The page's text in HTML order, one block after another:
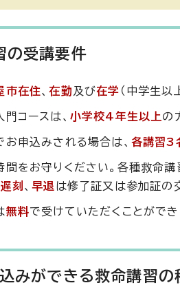
の受講要件
市在住、在勤 及び在学 （中学生以
門コースは、 小学校4年生以上の
お申込みされる場合は、 各講習3
間をお守りください。各種救命
遅刻 、早退 は修了証又は参加証の
無料で受けていただくことができ
みができる救命講習の